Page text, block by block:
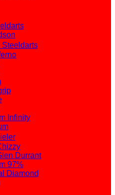
Steeldarts
Infinity
Durrant
97%
Diamond